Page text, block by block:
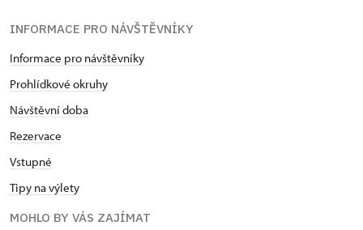
INFORMACE PRO NÁVŠTĚVNÍKY
Informace pro návštěvníky
Prohlídkové okruhy
Návštěvní doba
Rezervace
Vstupné
Tipy na výlety
MOHLO BY VÁS ZAJÍMAT